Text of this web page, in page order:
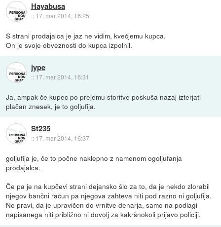
Hayabusa
:: 17. mar 2014, 16:25
S strani prodajalca je jaz ne vidim, kvečjemu kupca.
On je svoje obveznosti do kupca izpolnil.
jype
:: 17. mar 2014, 16:31
Ja, ampak če kupec po prejemu storitve poskuša nazaj izterjati
plačan znesek, je to goljufija.
St235
:: 17. mar 2014, 16:37
goljufija je, če to počne naklepno z namenom ogoljufanja
prodajalca.
Če pa je na kupčevi strani dejansko šlo za to, da je nekdo zlorabil
njegov bančni račun pa njegova zahteva niti pod razno ni goljufija.
Ne pravi, da je upravičen do vrnitve denarja, samo na podlagi
napisanega niti približno ni dovolj za kakršnokoli prijavo policiji.